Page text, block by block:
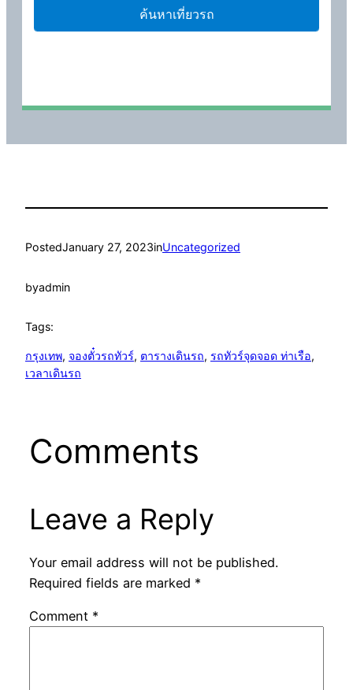
PostedJanuary 27, 2023inUncategorized
byadmin
Tags:
กรุงเทพ, จองตั๋วรถทัวร์, ตารางเดินรถ, รถทัวร์จุดจอด ท่าเรือ
เวลาเดินรถ
Comments
Leave a Reply
Your email address will not be published.
Required fields are marked *
Comment *